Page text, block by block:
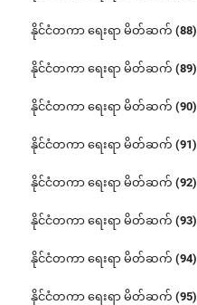
နိုင်ငံတကာ ရေးရာ မိတ်ဆက် (88)
နိုင်ငံတကာ ရေးရာ မိတ်ဆက် (89)
နိုင်ငံတကာ ရေးရာ မိတ်ဆက် (90)
နိုင်ငံတကာ ရေးရာ မိတ်ဆက် (91)
နိုင်ငံတကာ ရေးရာ မိတ်ဆက် (92)
နိုင်ငံတကာ ရေးရာ မိတ်ဆက် (93)
နိုင်ငံတကာ ရေးရာ မိတ်ဆက် (94)
နိုင်ငံတကာ ရေးရာ မိတ်ဆက် (95)